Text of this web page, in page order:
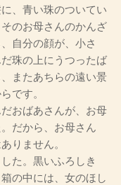
、青い珠のついてい
のお母さんのかんざ
自分の顔が、小さ
珠の上にうつったば
またあちらの遠い景
です。
おばあさんが、お母
だから、お母さん
りません。
た。黒いふろしき
の中には、女のほし